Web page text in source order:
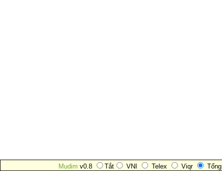
Mudim v0.8 Tắt VNI Telex Viqr